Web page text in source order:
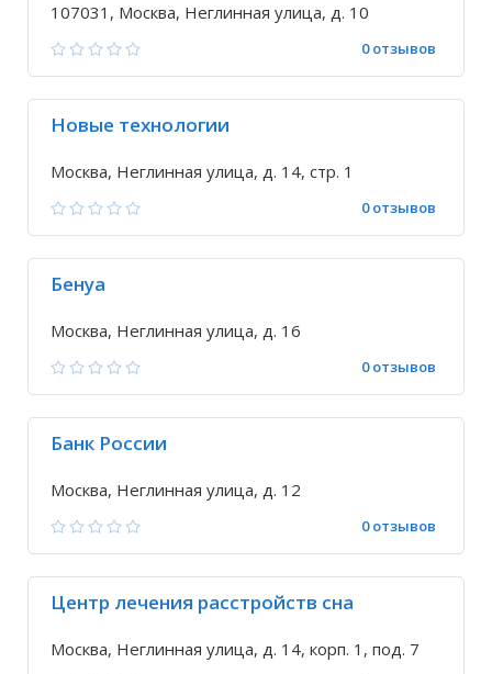
107031, Москва, Неглинная улица, д. 10
0 отзывов
Новые технологии
Москва, Неглинная улица, д. 14, стр. 1
0 отзывов
Бенуа
Москва, Неглинная улица, д. 16
0 отзывов
Банк России
Москва, Неглинная улица, д. 12
0 отзывов
Центр лечения расстройств сна
Москва, Неглинная улица, д. 14, корп. 1, под. 7